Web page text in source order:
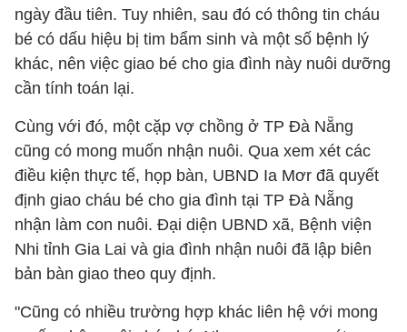
ngày đầu tiên. Tuy nhiên, sau đó có thông tin cháu
bé có dấu hiệu bị tim bẩm sinh và một số bệnh lý
khác, nên việc giao bé cho gia đình này nuôi dưỡng
cần tính toán lại.
Cùng với đó, một cặp vợ chồng ở TP Đà Nẵng
cũng có mong muốn nhận nuôi. Qua xem xét các
điều kiện thực tế, họp bàn, UBND Ia Mơr đã quyết
định giao cháu bé cho gia đình tại TP Đà Nẵng
nhận làm con nuôi. Đại diện UBND xã, Bệnh viện
Nhi tỉnh Gia Lai và gia đình nhận nuôi đã lập biên
bản bàn giao theo quy định.
"Cũng có nhiều trường hợp khác liên hệ với mong